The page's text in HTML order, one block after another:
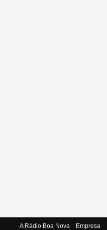
A Rádio Boa Nova Empresa